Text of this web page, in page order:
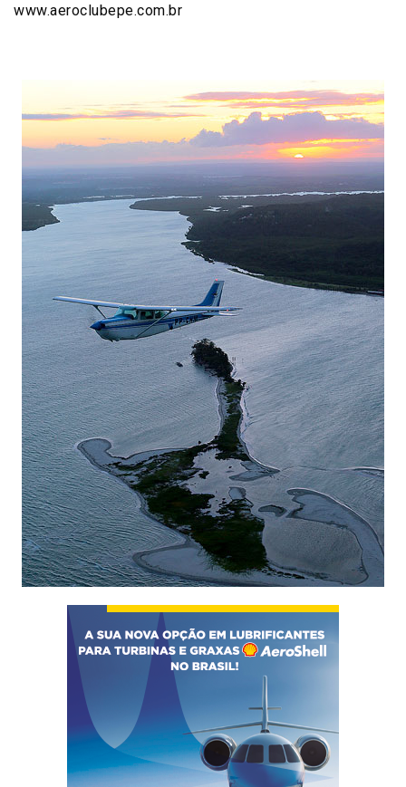
www.aeroclubepe.com.br